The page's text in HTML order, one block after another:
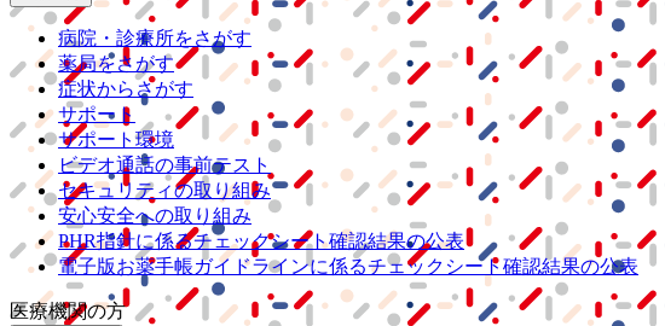
病院・診療所をさがす
薬局をさがす
症状からさがす
サポート
サポート環境
ビデオ通話の事前テスト
セキュリティの取り組み
安心安全への取り組み
PHR指針に係るチェックシート確認結果の公表
電子版お薬手帳ガイドラインに係るチェックシート確認結果の公表
医療機関の方